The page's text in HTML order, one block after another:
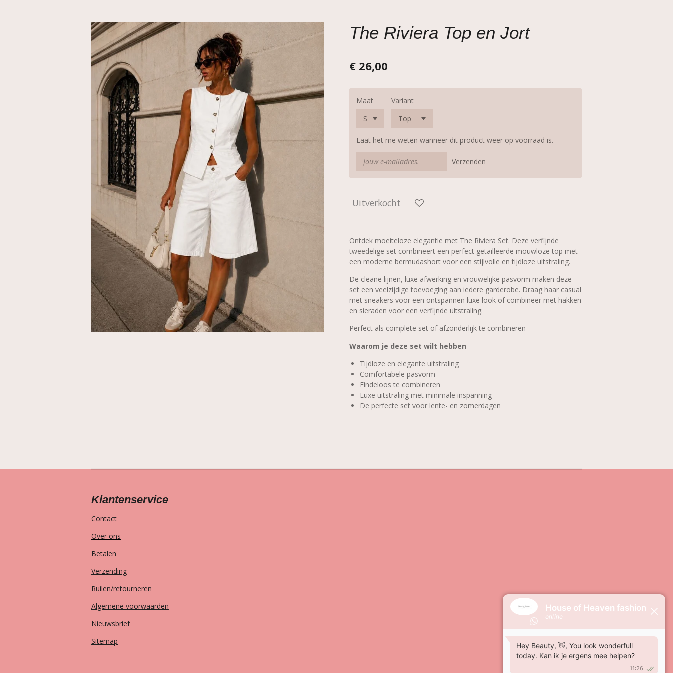
The Riviera Top en Jort
€ 26,00
Maat Variant
Laat het me weten wanneer dit product weer op voorraad is.
Verzenden
Uitverkocht
Ontdek moeiteloze elegantie met The Riviera Set. Deze verfijnde
tweedelige set combineert een perfect getailleerde mouwloze top met
een moderne bermudashort voor een stijlvolle en tijdloze uitstraling.
De cleane lijnen, luxe afwerking en vrouwelijke pasvorm maken deze
set een veelzijdige toevoeging aan iedere garderobe. Draag haar casual
met sneakers voor een ontspannen luxe look of combineer met hakken
en sieraden voor een verfijnde uitstraling.
Perfect als complete set of afzonderlijk te combineren
Waarom je deze set wilt hebben
Tijdloze en elegante uitstraling
Comfortabele pasvorm
Eindeloos te combineren
Luxe uitstraling met minimale inspanning
De perfecte set voor lente- en zomerdagen
Klantenservice
Contact
Over ons
Betalen
Verzending
Ruilen/retourneren
Algemene voorwaarden
Nieuwsbrief
Sitemap